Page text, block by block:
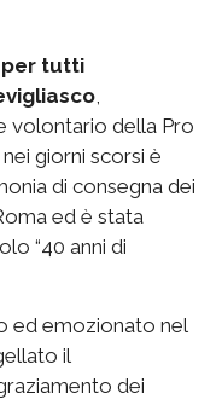
per tutti
volontario della Pro
nei giorni scorsi è
di consegna dei
ed è stata
“40 anni di
ed emozionato nel
il
dei